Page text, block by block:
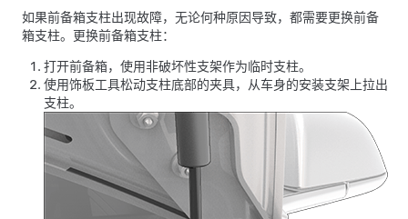
如果前备箱支柱出现故障，无论何种原因导致，都需要更换前备
箱支柱。更换前备箱支柱：
打开前备箱，使用非破坏性支架作为临时支柱。
使用饰板工具松动支柱底部的夹具，从车身的安装支架上拉出
支柱。